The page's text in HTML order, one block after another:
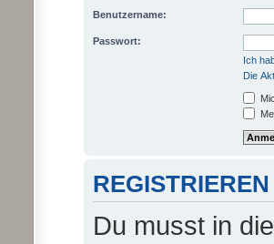
Benutzername:
Passwort:
Ich
Die
REGISTRIEREN
Du musst in